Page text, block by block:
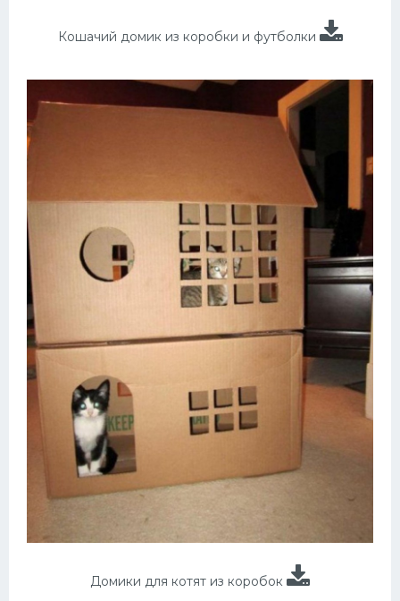
Кошачий домик из коробки и футболки
Домики для котят из коробок